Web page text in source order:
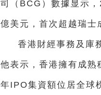
司（BCG）數據显示
億美元，首次超越瑞士
香港財經事務及庫
他表示，香港擁有成
年IPO集資額位居全球